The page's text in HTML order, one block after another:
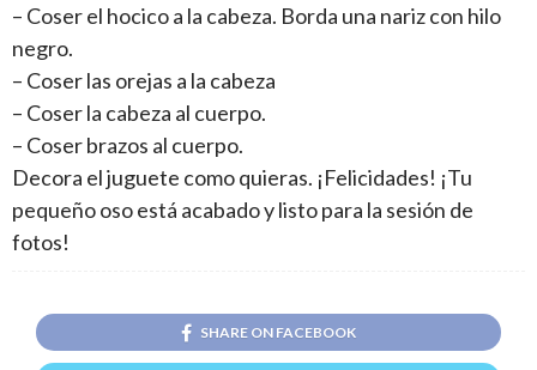
– Coser el hocico a la cabeza. Borda una nariz con hilo
negro.
– Coser las orejas a la cabeza
– Coser la cabeza al cuerpo.
– Coser brazos al cuerpo.
Decora el juguete como quieras. ¡Felicidades! ¡Tu
pequeño oso está acabado y listo para la sesión de
fotos!
SHARE ON FACEBOOK